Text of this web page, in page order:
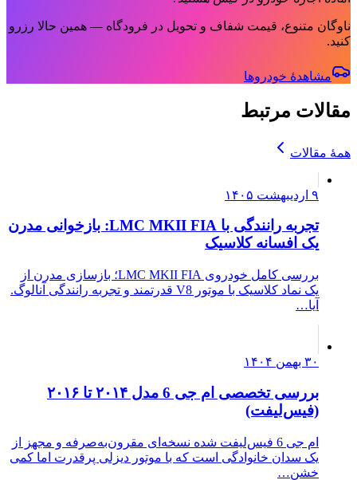
ناوگان متنوع، قیمت شفاف و تحویل در فرودگاه — همین حالا رزرو
کنید.
مشاهدهٔ خودروها
مقالات مرتبط
همهٔ مقالات
۹ اردیبهشت ۱۴۰۵
تجربه رانندگی با LMC MKII FIA: بازخوانی مدرن
یک افسانه کلاسیک
بررسی کامل خودروی LMC MKII FIA؛ بازسازی مدرن از
یک نماد کلاسیک با موتور V8 قدرتمند و تجربه رانندگی آنالوگ.
آیا…
۳۰ بهمن ۱۴۰۴
بررسی تخصصی ام جی 6 مدل ۲۰۱۴ تا ۲۰۱۶
(فیس‌لیفت)
ام جی 6 فیس‌لیفت شده نسخه‌ای مقرون‌به‌صرفه و مجهز از
یک سدان خانوادگی است که با موتور دیزلی پرقدرت اما کمی
خشن…